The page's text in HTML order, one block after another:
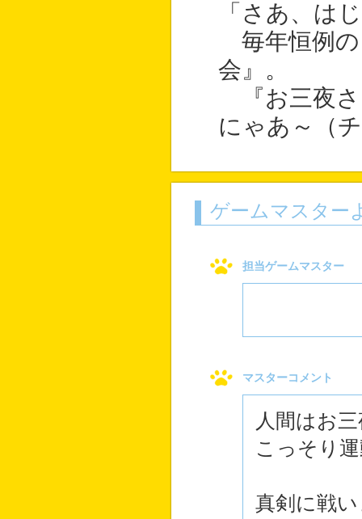
「さあ、は
毎年恒例の
会』。
『お三夜さ
にゃあ～（
ゲームマスター
担当ゲームマスター
マスターコメント
人間はお
こっそり
真剣に戦